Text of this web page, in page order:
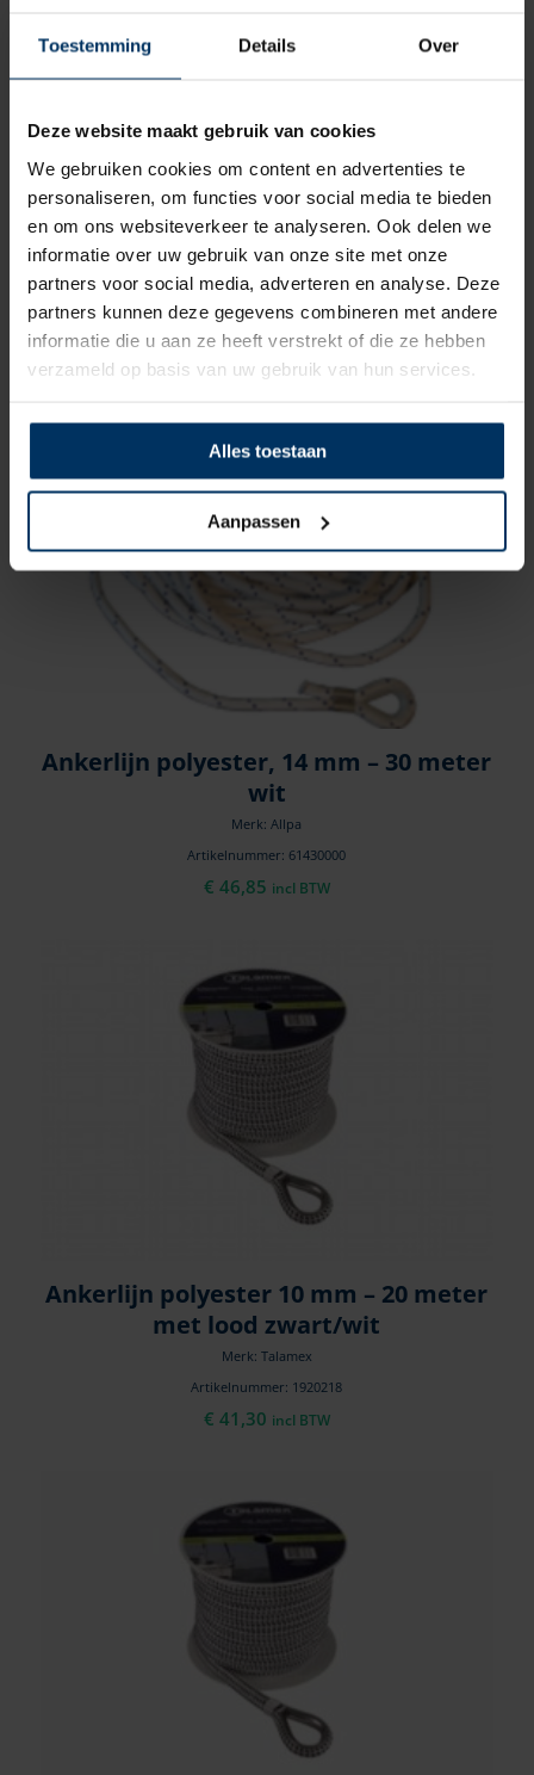
Toestemming Details Over
Deze website maakt gebruik van cookies
We gebruiken cookies om content en advertenties te
personaliseren, om functies voor social media te bieden
en om ons websiteverkeer te analyseren. Ook delen we
informatie over uw gebruik van onze site met onze
partners voor social media, adverteren en analyse. Deze
partners kunnen deze gegevens combineren met andere
informatie die u aan ze heeft verstrekt of die ze hebben
verzameld op basis van uw gebruik van hun services.
Alles toestaan
Aanpassen
Ankerlijn polypropyleen 12 mm – 30
meter navy
Merk: Talamex
Artikelnummer: 1221542
€29,95
Ankerlijn polyester, 14 mm – 30 meter
wit
Merk: Allpa
Artikelnummer: 61430000
€ 46,85 incl BTW
Ankerlijn polyester 10 mm – 20 meter
met lood zwart/wit
Merk: Talamex
Artikelnummer: 1920218
€ 41,30 incl BTW